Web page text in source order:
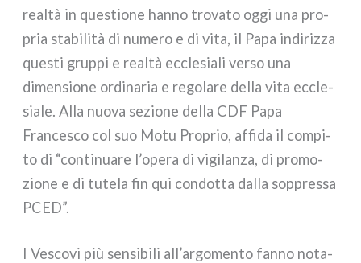
real­tà in que­stio­ne han­no tro­va­to oggi una pro­
pria sta­bi­li­tà di nume­ro e di vita, il Papa indi­riz­za
que­sti grup­pi e real­tà eccle­sia­li ver­so una
dimen­sio­ne ordi­na­ria e rego­la­re del­la vita eccle­
sia­le. Alla nuo­va sezio­ne del­la CDF Papa
Francesco col suo Motu Proprio, affi­da il com­pi­
to di “con­ti­nua­re l’opera di vigi­lan­za, di pro­mo­
zio­ne e di tute­la fin qui con­dot­ta dal­la sop­pres­sa
PCED”.
I Vescovi più sen­si­bi­li all’argomento fan­no nota­